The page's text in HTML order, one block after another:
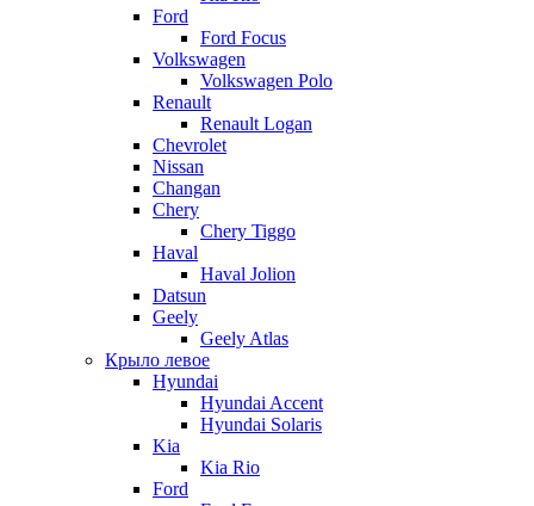
Ford
Ford Focus
Volkswagen
Volkswagen Polo
Renault
Renault Logan
Chevrolet
Nissan
Changan
Chery
Chery Tiggo
Haval
Haval Jolion
Datsun
Geely
Geely Atlas
Крыло левое
Hyundai
Hyundai Accent
Hyundai Solaris
Kia
Kia Rio
Ford